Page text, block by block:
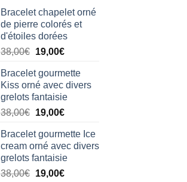
Bracelet chapelet orné
de pierre colorés et
d'étoiles dorées
38,00€ Le
initial
était :
38,00€.
19,00€Le
actuel
est :
19,00€.
Bracelet gourmette
Kiss orné avec divers
grelots fantaisie
38,00€ Le
initial
était :
38,00€.
19,00€Le
actuel
est :
19,00€.
Bracelet gourmette Ice
cream orné avec divers
grelots fantaisie
38,00€ Le
19,00€Le